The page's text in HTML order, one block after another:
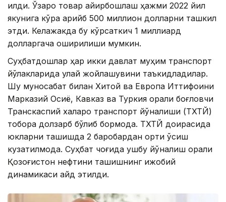
қилди. Ўзаро товар айирбошлаш ҳажми 2022 йил
якунига кўра қарийб 500 миллион долларни ташкил
этди. Келажакда бу кўрсаткич 1 миллиард
долларгача оширилиши мумкин.
Суҳбатдошлар ҳар икки давлат муҳим транспорт
йўлакларида қулай жойлашувини таъкидладилар.
Шу муносабат билан Хитой ва Европа Иттифоқини
Марказий Осиё, Кавказ ва Туркия орқали боғловчи
Транскаспий халқаро транспорт йўналиши (ТХТЙ)
тобора долзарб бўлиб бормоқда. ТХТЙ доирасида
юкларни ташишда 2 баробардан ортиқ ўсиш
кузатилмоқда. Суҳбат чоғида ушбу йўналиш орқали
Қозоғистон нефтини ташишнинг ижобий
динамикаси қайд этилди.